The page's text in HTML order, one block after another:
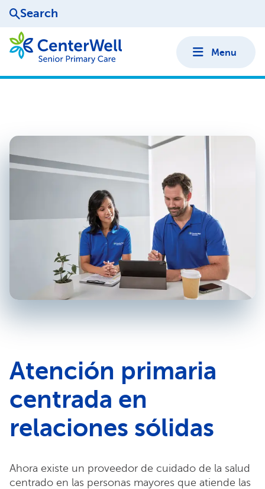
Search
Menu
Atención primaria
centrada en
relaciones sólidas
Ahora existe un proveedor de cuidado de la salud
centrado en las personas mayores que atiende las